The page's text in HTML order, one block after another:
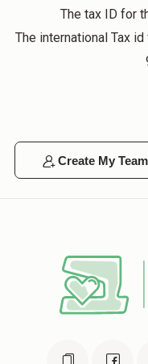
The tax ID for
The international Tax
Create My Team